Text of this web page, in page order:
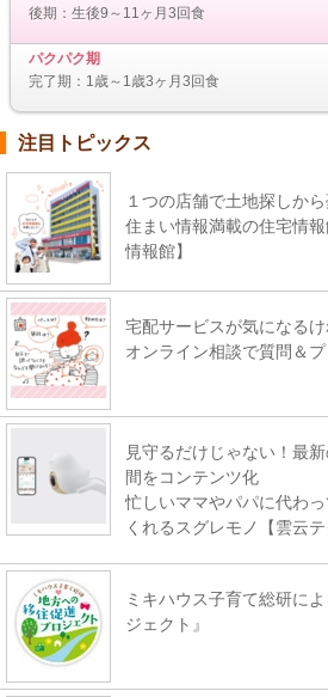
後期：生後9～11ヶ月3回食
パクパク期
完了期：1歳～1歳3ヶ月3回食
注目トピックス
１つの店舗で土地探しか
住まい情報満載の住宅情
情報館】
宅配サービスが気になる
オンライン相談で質問＆
見守るだけじゃない！最
間をコンテンツ化
忙しいママやパパに代わ
くれるスグレモノ【雲云テ
ミキハウス子育て総研に
ジェクト』